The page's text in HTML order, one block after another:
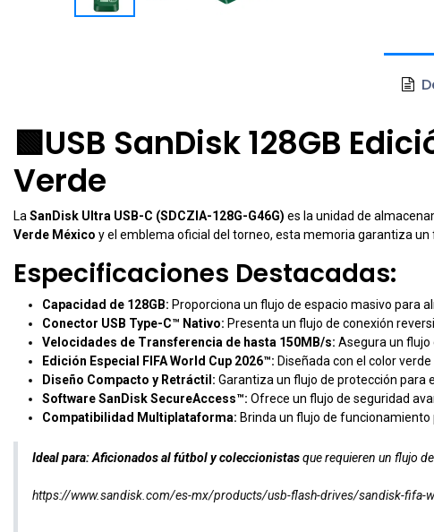
🟩USB SanDisk 128GB
Verde
La SanDisk Ultra USB-C (SDCZIA-128G-G46G) es la unidad de
Verde México y el emblema oficial del torneo, esta memoria garantiza
Especificaciones Destacadas:
Capacidad de 128GB: Proporciona un flujo de espacio masivo para
Conector USB Type-C™ Nativo: Presenta un flujo de conexión
Velocidades de Transferencia de hasta 150MB/s: Asegura un flujo
Edición Especial FIFA World Cup 2026™: Diseñada con el color
Diseño Compacto y Retráctil: Garantiza un flujo de protección para
Software SanDisk SecureAccess™: Ofrece un flujo de seguridad
Compatibilidad Multiplataforma: Brinda un flujo de
Ideal para:Aficionados al fútbol y coleccionistasque requieren un flujo
https://www.sandisk.com/es-mx/products/usb-flash-drives/sandisk-fifa-